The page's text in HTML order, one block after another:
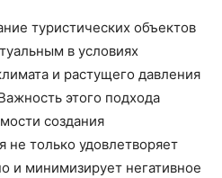
туристических объектов
в условиях
и растущего давления
этого подхода
создания
не только удовлетворяет
и минимизирует негативное